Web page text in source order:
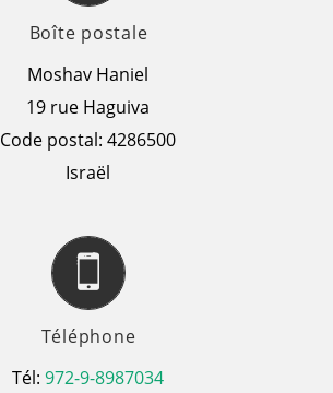
Boîte postale
Moshav Haniel
19 rue Haguiva
Code postal: 4286500
Israël
Téléphone
Tél:972-9-8987034